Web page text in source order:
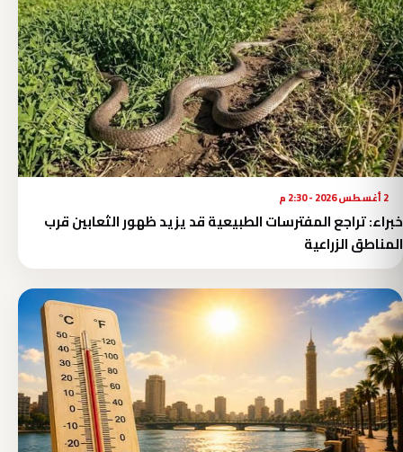
2 أغسطس 2026 - 2:30 م
خبراء: تراجع المفترسات الطبيعية قد يزيد ظهور الثعابين قرب
المناطق الزراعية